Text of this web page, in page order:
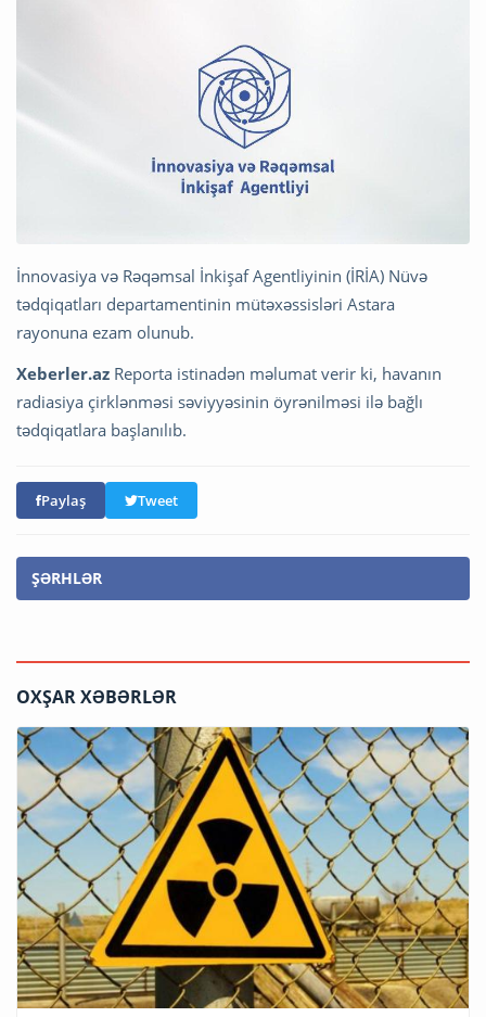
İnnovasiya və Rəqəmsal İnkişaf Agentliyinin (İRİA) Nüvə
tədqiqatları departamentinin mütəxəssisləri Astara
rayonuna ezam olunub.
Xeberler.az Reporta istinadən məlumat verir ki, havanın
radiasiya çirklənməsi səviyyəsinin öyrənilməsi ilə bağlı
tədqiqatlara başlanılıb.
Paylaş Tweet
ŞƏRHLƏR
OXŞAR XƏBƏRLƏR